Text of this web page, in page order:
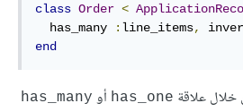
class Order <
  has_many
: line_items,
end
علاقة has_one أو has_many